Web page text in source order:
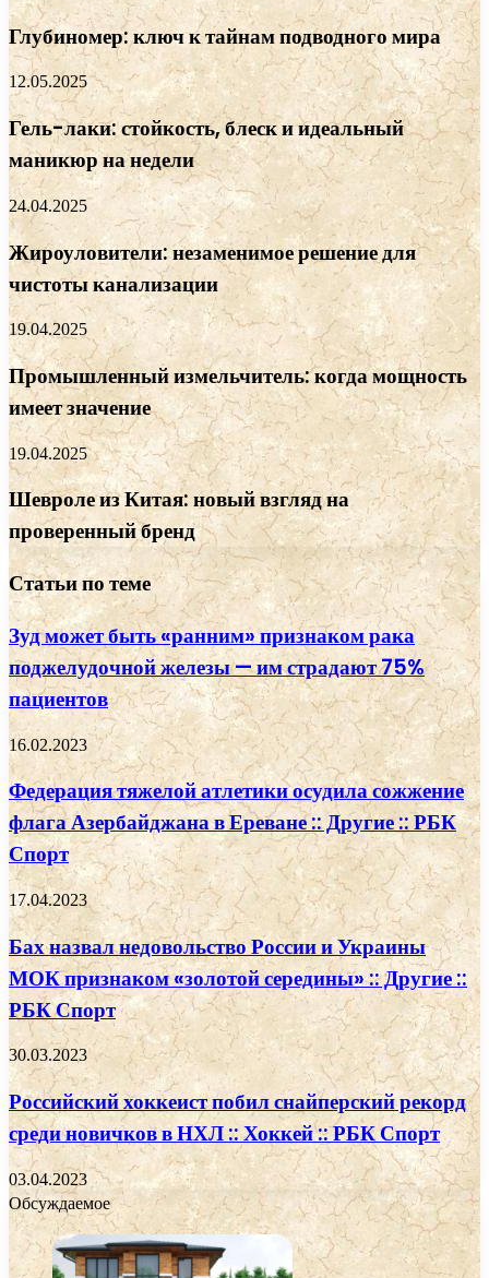
Глубиномер: ключ к тайнам подводного мира
12.05.2025
Гель-лаки: стойкость, блеск и идеальный
маникюр на недели
24.04.2025
Жироуловители: незаменимое решение для
чистоты канализации
19.04.2025
Промышленный измельчитель: когда мощность
имеет значение
19.04.2025
Шевроле из Китая: новый взгляд на
проверенный бренд
Статьи по теме
Зуд может быть «ранним» признаком рака
поджелудочной железы — им страдают 75%
пациентов
16.02.2023
Федерация тяжелой атлетики осудила сожжение
флага Азербайджана в Ереване :: Другие :: РБК
Спорт
17.04.2023
Бах назвал недовольство России и Украины
МОК признаком «золотой середины» :: Другие ::
РБК Спорт
30.03.2023
Российский хоккеист побил снайперский рекорд
среди новичков в НХЛ :: Хоккей :: РБК Спорт
03.04.2023
Обсуждаемое